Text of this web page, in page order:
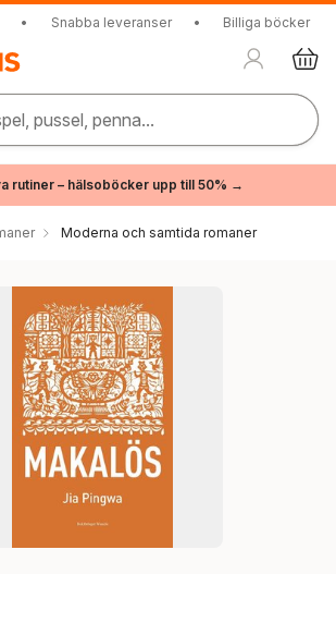
• Snabba leveranser • Billiga böcker
pussel, penna...
rutiner – hälsoböcker upp till 50% →
Moderna och samtida romaner